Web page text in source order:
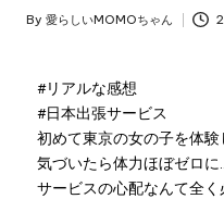
By 愛らしいMOMOちゃん
#リアルな感想
#日本出張サービス
初めて東京の女の子を体験
気づいたら体力ほぼゼロに
サービスの心配なんて全